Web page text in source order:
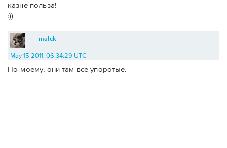
казне польза!
:))
malck
May 15 2011, 06:34:29 UTC
По-моему, они там все упоротые.